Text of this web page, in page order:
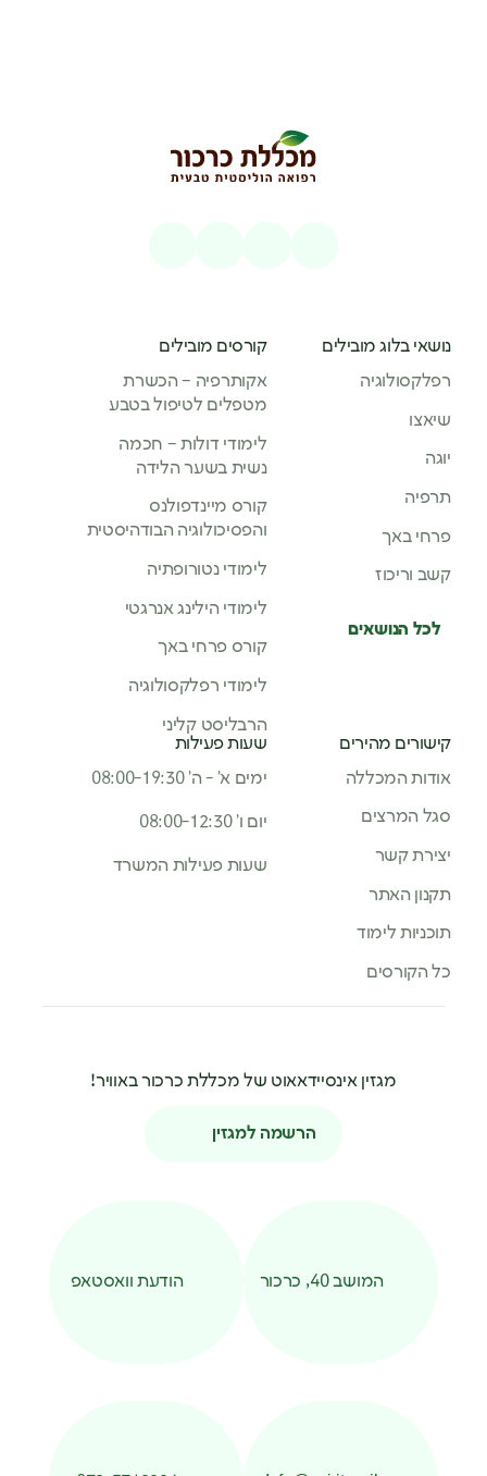
נושאי בלוג מובילים
רפלקסולוגיה
שיאצו
יוגה
תרפיה
פרחי באך
קשב וריכוז
לכל הנושאים
קורסים מובילים
אקותרפיה – הכשרת
מטפלים לטיפול בטבע
לימודי דולות – חכמה
נשית בשער הלידה
קורס מיינדפולנס
והפסיכולוגיה הבודהיסטית
לימודי נטורופתיה
לימודי הילינג אנרגטי
קורס פרחי באך
לימודי רפלקסולוגיה
הרבליסט קליני
קישורים מהירים
אודות המכללה
סגל המרצים
יצירת קשר
תקנון האתר
תוכניות לימוד
כל הקורסים
שעות פעילות
ימים א’ - ה’ 08:00-19:30
יום ו’ 08:00-12:30
שעות פעילות המשרד
מגזין אינסיידאאוט של מכללת כרכור באוויר!
הרשמה למגזין
המושב 40, כרכור הודעת וואסטאפ